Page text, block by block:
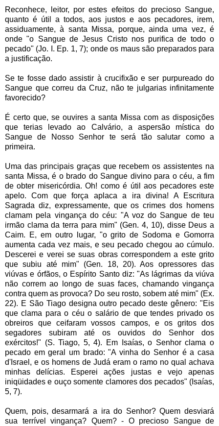
Reconhece, leitor, por estes efeitos do precioso Sangue,
quanto é útil a todos, aos justos e aos pecadores, irem,
assiduamente, à santa Missa, porque, ainda uma vez, é
onde "o Sangue de Jesus Cristo nos purifica de todo o
pecado" (Jo. I. Ep. 1, 7); onde os maus são preparados para
a justificação.
Se te fosse dado assistir à crucifixão e ser purpureado do
Sangue que correu da Cruz, não te julgarias infinitamente
favorecido?
É certo que, se ouvires a santa Missa com as disposições
que terias levado ao Calvário, a aspersão mística do
Sangue de Nosso Senhor te será tão salutar como a
primeira.
Uma das principais graças que recebem os assistentes na
santa Missa, é o brado do Sangue divino para o céu, a fim
de obter misericórdia. Oh! como é útil aos pecadores este
apelo. Com que força aplaca a ira divina! A Escritura
Sagrada diz, expressamente, que os crimes dos homens
clamam pela vingança do céu: "A voz do Sangue de teu
irmão clama da terra para mim" (Gen. 4, 10), disse Deus a
Caim. E, em outro lugar, "o grito de Sodoma e Gomorra
aumenta cada vez mais, e seu pecado chegou ao cúmulo.
Descerei e verei se suas obras correspondem a este grito
que subiu até mim" (Gen. 18, 20). Aos opressores das
viúvas e órfãos, o Espírito Santo diz: "As lágrimas da viúva
não correm ao longo de suas faces, chamando vingança
contra quem as provoca? Do seu rosto, sobem até mim" (Ex.
22). E São Tiago designa outro pecado deste gênero: "Eis
que clama para o céu o salário de que tendes privado os
obreiros que ceifaram vossos campos, e os gritos dos
segadores subiram até os ouvidos do Senhor dos
exércitos!" (S. Tiago, 5, 4). Em Isaías, o Senhor clama o
pecado em geral um brado: "A vinha do Senhor é a casa
d'Israel, e os homens de Judá eram o ramo no qual achava
minhas delícias. Esperei ações justas e vejo apenas
iniqüidades e ouço somente clamores dos pecados" (Isaías,
5, 7).
Quem, pois, desarmará a ira do Senhor? Quem desviará
sua terrível vingança? Quem? - O precioso Sangue de